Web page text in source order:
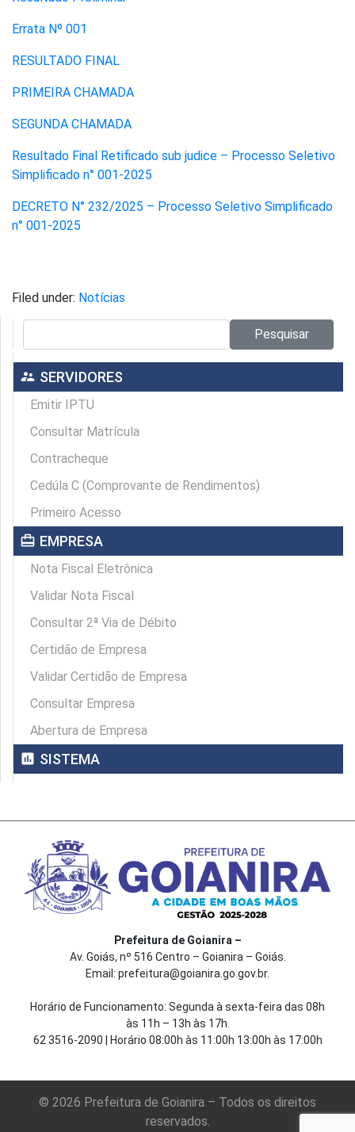
Errata Nº 001
RESULTADO FINAL
PRIMEIRA CHAMADA
SEGUNDA CHAMADA
Resultado Final Retificado sub judice – Processo Seletivo
Simplificado n° 001-2025
DECRETO N° 232/2025 – Processo Seletivo Simplificado
n° 001-2025
Filed under: Notícias
Pesquisar
supervisor_account SERVIDORES
Emitir IPTU
Consultar Matrícula
Contracheque
Cedúla C (Comprovante de Rendimentos)
Primeiro Acesso
card_travel EMPRESA
Nota Fiscal Eletrônica
Validar Nota Fiscal
Consultar 2ª Via de Débito
Certidão de Empresa
Validar Certidão de Empresa
Consultar Empresa
Abertura de Empresa
assessment SISTEMA
Prefeitura de Goianira –
Av. Goiás, nº 516 Centro – Goianira – Goiás.
Email: prefeitura@goianira.go.gov.br.
Horário de Funcionamento: Segunda à sexta-feira das 08h
às 11h – 13h às 17h.
62 3516-2090 | Horário 08:00h às 11:00h 13:00h às 17:00h
© 2026 Prefeitura de Goianira – Todos os direitos
reservados.